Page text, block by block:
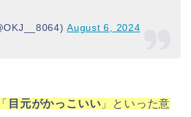
August 6, 2024
「 目元がかっこいい 」といった意